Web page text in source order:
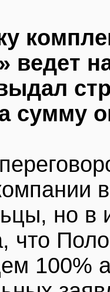
ведет
сумму
но в
что
100%